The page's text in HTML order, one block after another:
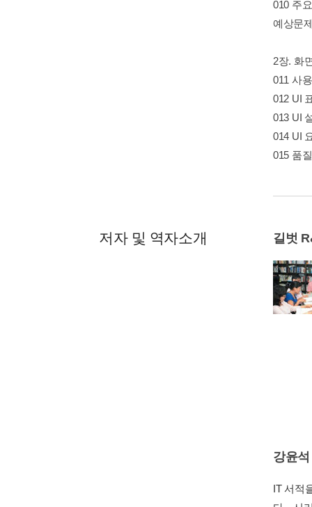
010 주
예상문
2장. 화
011 사
012 UI
013 UI
014 UI
015 품
저자 및 역자소개 길벗
강윤석
IT 서적